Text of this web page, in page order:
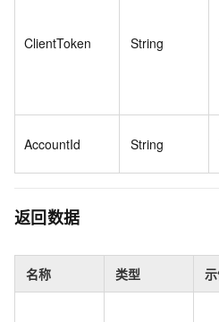
ClientToken String
AccountId String
返回数据
名称 类型